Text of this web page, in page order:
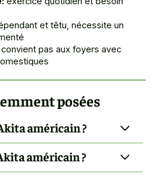
et têtu, nécessite un
convient pas aux foyers avec
posées
américain ?
américain ?